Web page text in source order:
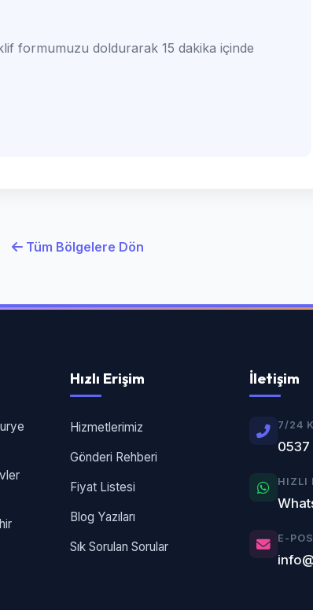
formumuzu doldurarak 15 dakika içinde
Tüm Bölgelere Dön
Hızlı Erişim
Hizmetlerimiz
Gönderi Rehberi
Fiyat Listesi
Blog Yazıları
Sık Sorulan Sorular
İletişim
7/24
0537
HIZLI
E-